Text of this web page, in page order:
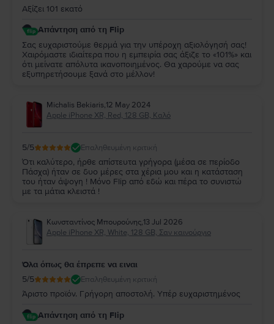
Αξίζει 101 εκατό
Απάντηση από τη Flip
Σας ευχαριστούμε θερμά για την υπέροχη αξιολόγησή σας!
Χαιρόμαστε ιδιαίτερα που η εμπειρία σας άξιζε το «101%» και
ότι μείνατε απόλυτα ικανοποιημένος. Θα χαρούμε να σας
εξυπηρετήσουμε ξανά στο μέλλον!
Michalis Bekiaris,12 May 2024
Apple iPhone XR, Red, 128 GB, Καλό
5/5 Επαληθευμένη κριτική
Ότι καλύτερο, ήρθε απίστευτα γρήγορα (μέσα σε περίοδο
Πάσχα) ήταν σε δυο μέρες στα χέρια μου και η κατάσταση
του ήταν άψογη ! Μόνο Flip από εδώ και πέρα το συνιστώ
με τα μάτια κλειστά !
Κωνσταντίνος Μπουρούνης,13 Jul 2026
Apple iPhone XR, White, 128 GB, Σαν καινούργιο
Όλα όπως θα έπρεπε να ειναι
5/5 Επαληθευμένη κριτική
Άριστο προϊόν. Γρήγορη αποστολή. Υπέρ ευχαριστημένος
Απάντηση από τη Flip